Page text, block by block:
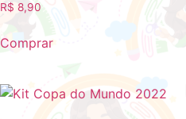
R$ 8,90
Comprar